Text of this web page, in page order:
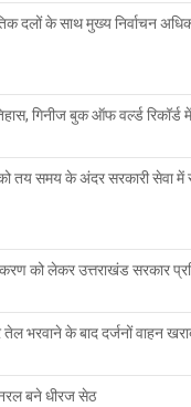
दलों के साथ मुख्य निर्वाचन
गिनीज बुक ऑफ वर्ल्ड रिकॉर्ड में
तय समय के अंदर सरकारी सेवा में
को लेकर उत्तराखंड सरकार
भरवाने के बाद दर्जनों वाहन
बने धीरज सेठ